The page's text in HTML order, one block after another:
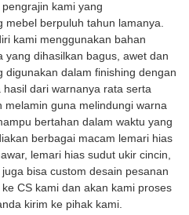
kami yang
berpuluh tahun lamanya.
kami menggunakan bahan
dihasilkan bagus, awet dan
digunakan dalam finishing dengan
dari warnanya rata serta
guna melindungi warna
bertahan dalam waktu yang
berbagai macam lemari hias
lemari hias sudut ukir cincin,
bisa custom desain pesanan
CS kami dan akan kami proses
kirim ke pihak kami.